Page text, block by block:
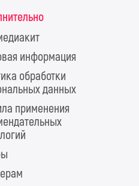
информация
обработки
данных
применения